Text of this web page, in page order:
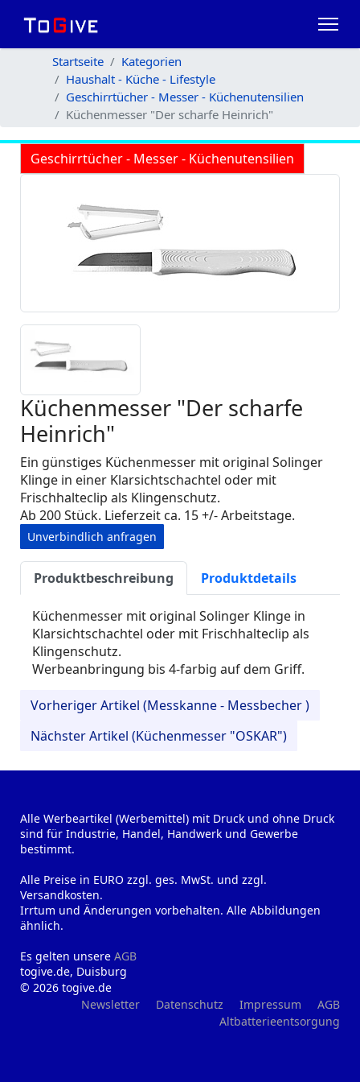
Startseite
Kategorien
Haushalt - Küche - Lifestyle
Geschirrtücher - Messer - Küchenutensilien
Küchenmesser "Der scharfe Heinrich"
Geschirrtücher - Messer - Küchenutensilien
Küchenmesser "Der scharfe
Heinrich"
Ein günstiges Küchenmesser mit original Solinger
Klinge in einer Klarsichtschachtel oder mit
Frischhalteclip als Klingenschutz.
Ab 200 Stück. Lieferzeit ca. 15 +/- Arbeitstage.
Unverbindlich anfragen
Produktbeschreibung Produktdetails
Küchenmesser mit original Solinger Klinge in
Klarsichtschachtel oder mit Frischhalteclip als
Klingenschutz.
Werbeanbringung bis 4-farbig auf dem Griff.
Vorheriger Artikel (Messkanne - Messbecher )
Nächster Artikel (Küchenmesser "OSKAR")
Alle Werbeartikel (Werbemittel) mit Druck und ohne Druck
sind für Industrie, Handel, Handwerk und Gewerbe
bestimmt.
Alle Preise in EURO zzgl. ges. MwSt. und zzgl.
Versandkosten.
Irrtum und Änderungen vorbehalten. Alle Abbildungen
ähnlich.
Es gelten unsere AGB
togive.de, Duisburg
© 2026 togive.de
Newsletter
Datenschutz Impressum
AGB
Altbatterieentsorgung